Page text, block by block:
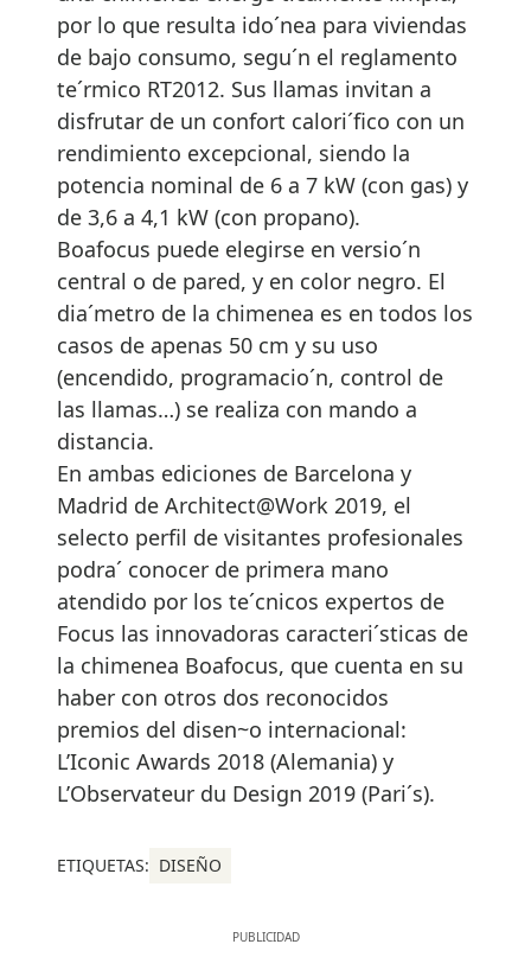
por lo que resulta ido´nea para viviendas
de bajo consumo, segu´n el reglamento
te´rmico RT2012. Sus llamas invitan a
disfrutar de un confort calori´fico con un
rendimiento excepcional, siendo la
potencia nominal de 6 a 7 kW (con gas) y
de 3,6 a 4,1 kW (con propano).
Boafocus puede elegirse en versio´n
central o de pared, y en color negro. El
dia´metro de la chimenea es en todos los
casos de apenas 50 cm y su uso
(encendido, programacio´n, control de
las llamas…) se realiza con mando a
distancia.
En ambas ediciones de Barcelona y
Madrid de Architect@Work 2019, el
selecto perfil de visitantes profesionales
podra´ conocer de primera mano
atendido por los te´cnicos expertos de
Focus las innovadoras caracteri´sticas de
la chimenea Boafocus, que cuenta en su
haber con otros dos reconocidos
premios del disen~o internacional:
L’Iconic Awards 2018 (Alemania) y
L’Observateur du Design 2019 (Pari´s).
ETIQUETAS: DISEÑO